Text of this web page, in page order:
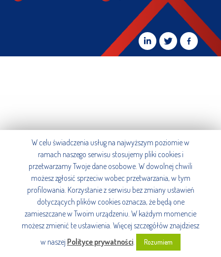
W celu świadczenia usług na najwyższym poziomie w
ramach naszego serwisu stosujemy pliki cookies i
przetwarzamy Twoje dane osobowe. W dowolnej chwili
możesz zgłosić sprzeciw wobec przetwarzania, w tym
profilowania. Korzystanie z serwisu bez zmiany ustawień
dotyczących plików cookies oznacza, że będą one
zamieszczane w Twoim urządzeniu. W każdym momencie
możesz zmienić te ustawienia. Więcej szczegółów znajdziesz
w naszej Polityce prywatności. Rozumiem